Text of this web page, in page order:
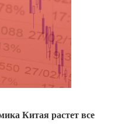
Китая растет все